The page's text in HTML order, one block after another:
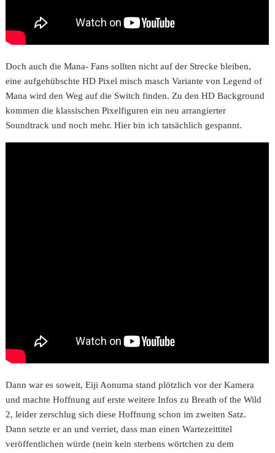
Doch auch die Mana- Fans sollten nicht auf der Strecke bleiben,
eine aufgehübschte HD Pixel misch masch Variante von Legend of
Mana wird den Weg auf die Switch finden. Zu den HD Background
kommen die klassischen Pixelfiguren ein neu arrangierter
Soundtrack und noch mehr. Hier bin ich tatsächlich gespannt.
Dann war es soweit, Eiji Aonuma stand plötzlich vor der Kamera
und machte Hoffnung auf erste weitere Infos zu Breath of the Wild
2, leider zerschlug sich diese Hoffnung schon im zweiten Satz.
Dann setzte er an und verriet, dass man einen Wartezeittitel
veröffentlichen würde (nein kein sterbens wörtchen zu dem